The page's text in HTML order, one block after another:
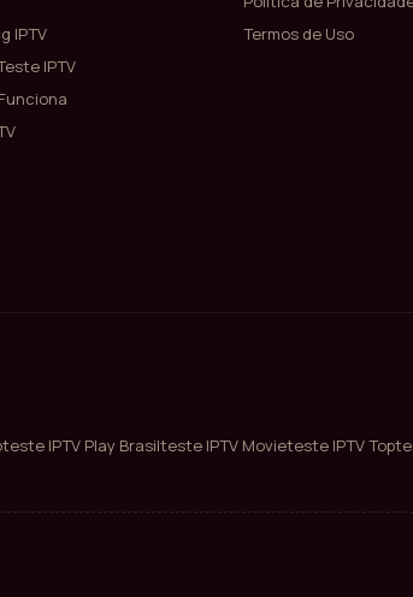
IPTV
IPTV
Termos de Uso
teste IPTV Play Brasilteste IPTV Movieteste IPTV Top